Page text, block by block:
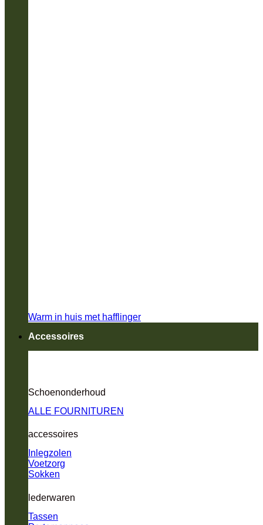
Warm in huis met hafflinger
Accessoires
Schoenonderhoud
ALLE FOURNITUREN
accessoires
Inlegzolen
Voetzorg
Sokken
lederwaren
Tassen